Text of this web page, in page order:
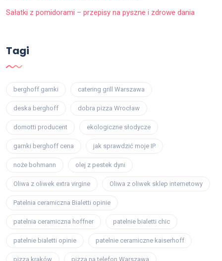
Sałatki z pomidorami – przepisy na pyszne i zdrowe dania
Tagi
berghoff garnki catering grill Warszawa
deska berghoff dobra pizza Wrocław
domotti producent ekologiczne słodycze
garnki berghoff cena jak sprawdzić moje IP
noże bohmann olej z pestek dyni
Oliwa z oliwek extra virgine Oliwa z oliwek sklep internetowy
Patelnia ceramiczna Bialetti opinie
patelnia ceramiczna hoffner patelnie bialetti chic
patelnie bialetti opinie patelnie ceramiczne kaiserhoff
pizza kraków pizza na telefon Warszawa